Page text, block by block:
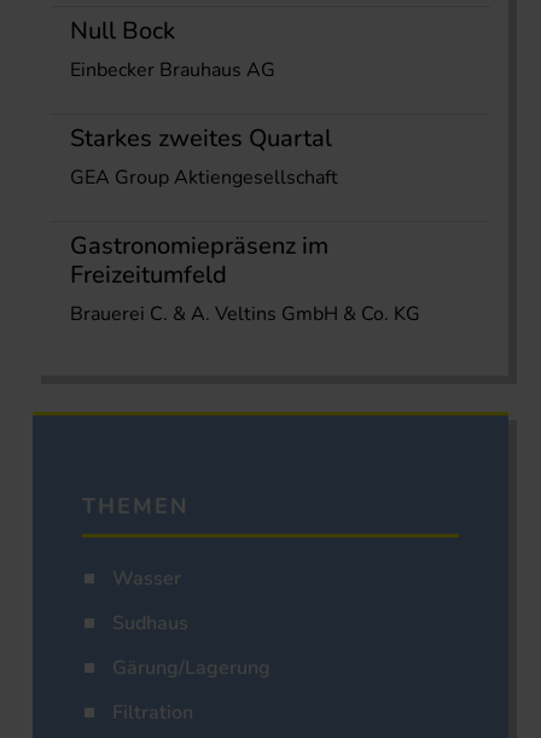
Null Bock
Einbecker Brauhaus AG
Starkes zweites Quartal
GEA Group Aktiengesellschaft
Gastronomiepräsenz im
Freizeitumfeld
Brauerei C. & A. Veltins GmbH & Co. KG
THEMEN
Wasser
Sudhaus
Gärung/Lagerung
Filtration